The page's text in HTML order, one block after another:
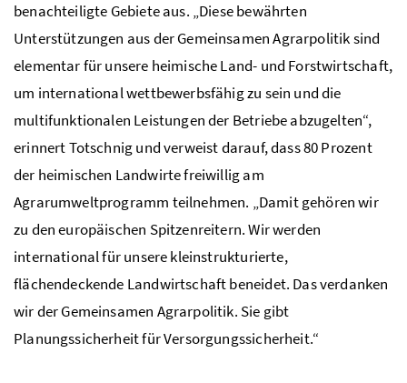
benachteiligte Gebiete aus. „Diese bewährten
Unterstützungen aus der Gemeinsamen Agrarpolitik sind
elementar für unsere heimische Land- und Forstwirtschaft,
um international wettbewerbsfähig zu sein und die
multifunktionalen Leistungen der Betriebe abzugelten“,
erinnert Totschnig und verweist darauf, dass 80 Prozent
der heimischen Landwirte freiwillig am
Agrarumweltprogramm teilnehmen. „Damit gehören wir
zu den europäischen Spitzenreitern. Wir werden
international für unsere kleinstrukturierte,
flächendeckende Landwirtschaft beneidet. Das verdanken
wir der Gemeinsamen Agrarpolitik. Sie gibt
Planungssicherheit für Versorgungssicherheit.“